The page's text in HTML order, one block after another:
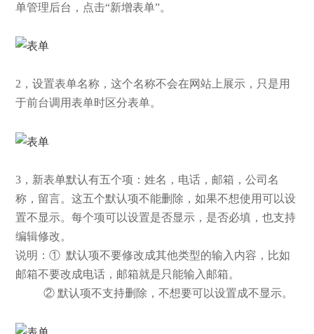
单管理后台，点击“新增表单”。
2，设置表单名称，这个名称不会在网站上展示，只是用
于前台调用表单时区分表单。
3，新表单默认有五个项：姓名，电话，邮箱，公司名
称，留言。这五个默认项不能删除，如果不想使用可以设
置不显示。每个项可以设置是否显示，是否必填，也支持
编辑修改。
说明：① 默认项不要修改成其他类型的输入内容，比如
邮箱不要改成电话，邮箱就是只能输入邮箱。
② 默认项不支持删除，不想要可以设置成不显示。